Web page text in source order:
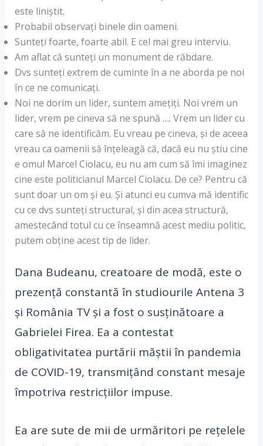
este liniștit.
Probabil observați binele din oameni.
Sunteți foarte, foarte abil. E cel mai greu interviu.
Am aflat că sunteți un monument de răbdare.
Dvs sunteți extrem de cuminte în a ne aborda pe noi
în ce ne comunicați.
Noi ne dorim un lider, suntem amețiți. Noi vrem un
lider, vrem pe cineva să ne spună …. Vrem un lider cu
care să ne identificăm. Eu vreau pe cineva, și de aceea
vreau ca oamenii să înțeleagă că, dacă eu nu știu cine
e omul Marcel Ciolacu, eu nu am cum să îmi imaginez
cine este politicianul Marcel Ciolacu. De ce? Pentru că
sunt doar un om și eu. Și atunci eu cumva mă identific
cu ce dvs sunteți structural, și din acea structură,
amestecând totul cu ce înseamnă acest mediu politic,
putem obține acest tip de lider.
Dana Budeanu, creatoare de modă, este o
prezență constantă în studiourile Antena 3
și România TV și a fost o susținătoare a
Gabrielei Firea. Ea a contestat
obligativitatea purtării măștii în pandemia
de COVID-19, transmițând constant mesaje
împotriva restricțiilor impuse.
Ea are sute de mii de urmăritori pe rețelele